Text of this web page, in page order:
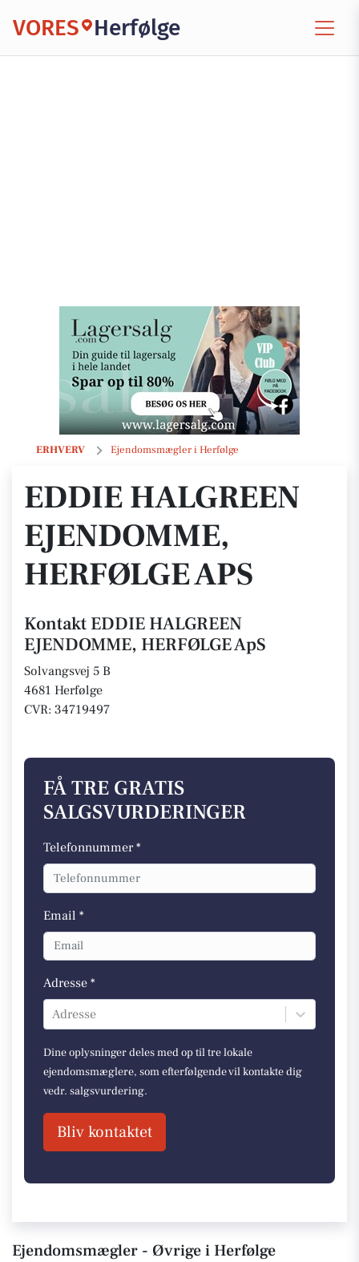
VORES Herfølge
ERHVERV Ejendomsmægler i Herfølge
EDDIE HALGREEN EJENDOMME, HERFØLGE ApS
EDDIE HALGREEN
EJENDOMME,
HERFØLGE APS
Kontakt EDDIE HALGREEN
EJENDOMME, HERFØLGE ApS
Solvangsvej 5 B
4681 Herfølge
CVR: 34719497
FÅ TRE GRATIS
SALGSVURDERINGER
Telefonnummer *
Email *
Adresse *
Adresse
Dine oplysninger deles med op til tre lokale
ejendomsmæglere, som efterfølgende vil kontakte dig
vedr. salgsvurdering.
Bliv kontaktet
Ejendomsmægler - Øvrige i Herfølge